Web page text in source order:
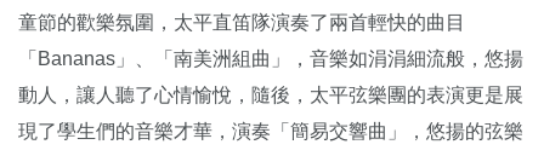
童節的歡樂氛圍，太平直笛隊演奏了兩首輕快的曲目
「Bananas」、「南美洲組曲」，音樂如涓涓細流般，悠揚
動人，讓人聽了心情愉悅，隨後，太平弦樂團的表演更是展
現了學生們的音樂才華，演奏「簡易交響曲」，悠揚的弦樂